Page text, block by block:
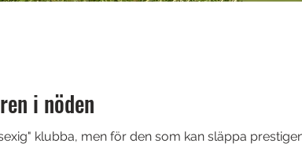
i nöden
klubba, men för den som kan släppa